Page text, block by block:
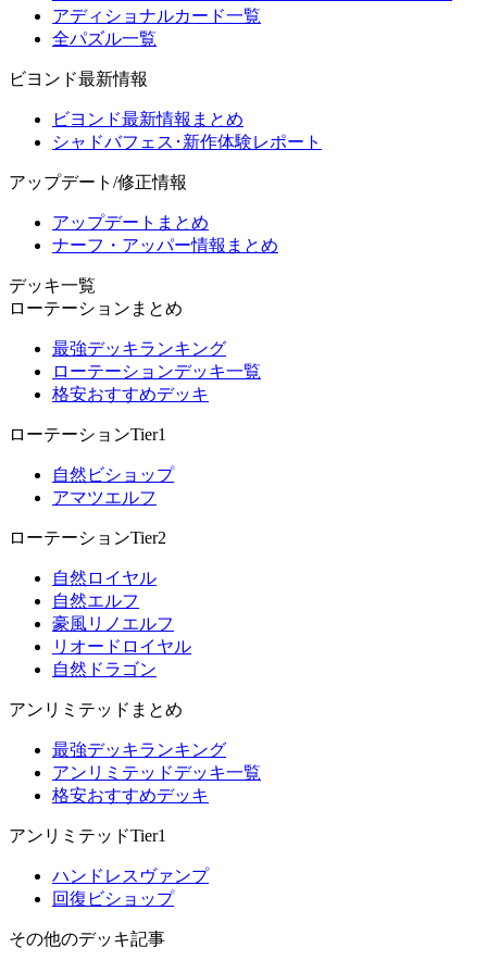
アディショナルカード一覧
全パズル一覧
ビヨンド最新情報
ビヨンド最新情報まとめ
シャドバフェス･新作体験レポート
アップデート/修正情報
アップデートまとめ
ナーフ・アッパー情報まとめ
デッキ一覧
ローテーションまとめ
最強デッキランキング
ローテーションデッキ一覧
格安おすすめデッキ
ローテーションTier1
自然ビショップ
アマツエルフ
ローテーションTier2
自然ロイヤル
自然エルフ
豪風リノエルフ
リオードロイヤル
自然ドラゴン
アンリミテッドまとめ
最強デッキランキング
アンリミテッドデッキ一覧
格安おすすめデッキ
アンリミテッドTier1
ハンドレスヴァンプ
回復ビショップ
その他のデッキ記事